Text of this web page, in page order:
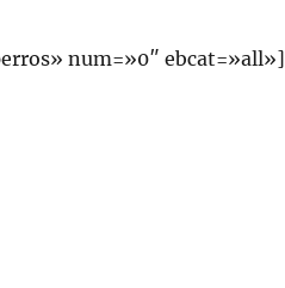
num=»0″ ebcat=»all»]